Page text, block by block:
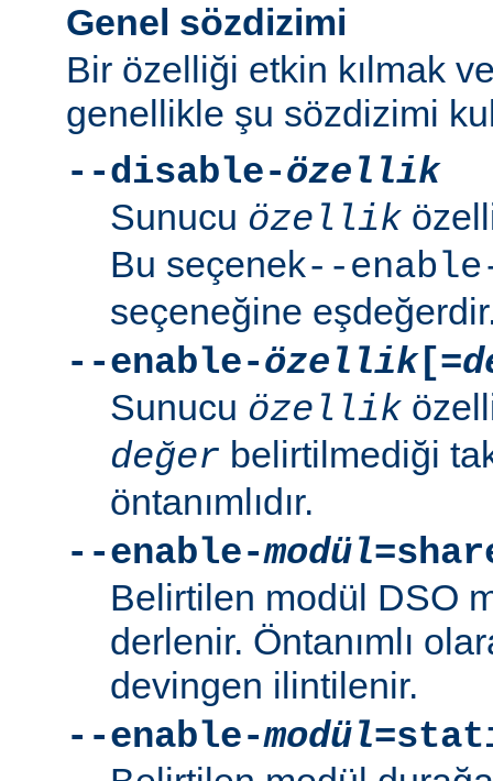
Genel sözdizimi
Bir özelliği etkin kılmak
genellikle şu sözdizimi
--disable-özellik
Sunucu özellik
Bu seçenek--
seçeneğine
--enable-özellik[=
Sunucu özellik
değer belirtilmediği
öntanımlıdır.
--enable-modül
Belirtilen modül DSO
derlenir. Öntanımlı
devingen ilintilenir.
--enable-modül